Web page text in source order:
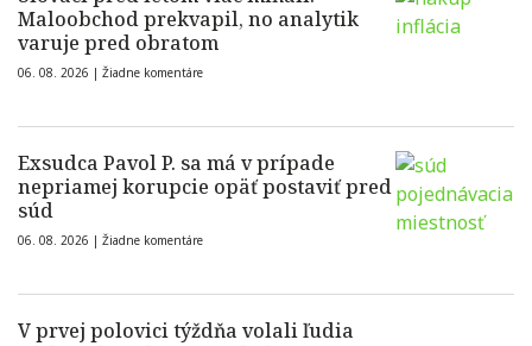
Maloobchod prekvapil, no analytik
varuje pred obratom
06. 08. 2026 | Žiadne komentáre
Exsudca Pavol P. sa má v prípade
nepriamej korupcie opäť postaviť pred
súd
06. 08. 2026 | Žiadne komentáre
V prvej polovici týždňa volali ľudia